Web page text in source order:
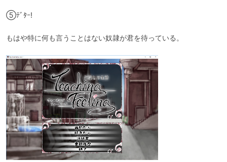
⑤ﾃﾞﾀｰ!
もはや特に何も言うことはない奴隷が君を待っている。